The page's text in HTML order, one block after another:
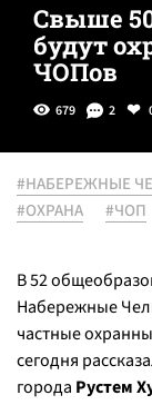
Свыше
будут
ЧОПов
679 2
#НАБЕРЕЖНЫЕ
#ОХРАНА
#ЧОП
В 52
Набережные
частные
сегодня
города Рустем